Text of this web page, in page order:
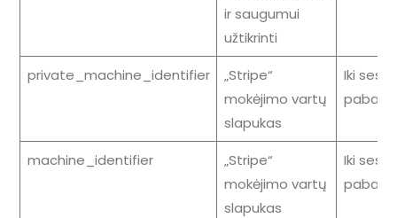
ir saugumui
užtikrinti
private_machine_identifier
„Stripe“
mokėjimo vartų
slapukas
Iki
machine_identifier
„Stripe“
mokėjimo vartų
slapukas
Iki